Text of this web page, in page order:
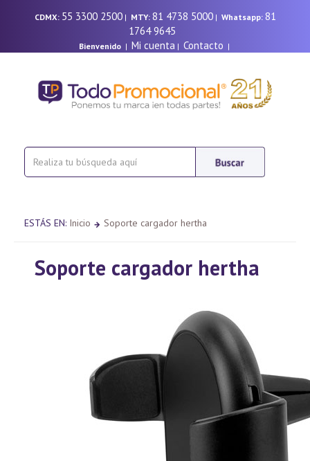
CDMX: 55 3300 2500| MTY: 81 4738 5000| Whatsapp: 81
1764 9645
Bienvenido| Mi cuenta | Contacto |
ESTÁS EN: Inicio Soporte cargador hertha
Soporte cargador hertha